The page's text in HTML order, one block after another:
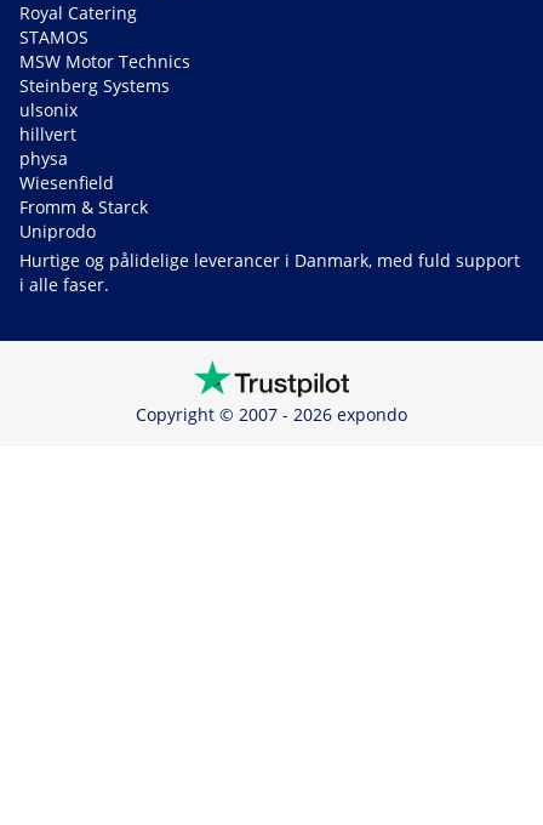
Royal Catering
STAMOS
MSW Motor Technics
Steinberg Systems
ulsonix
hillvert
physa
Wiesenfield
Fromm & Starck
Uniprodo
Hurtige og pålidelige leverancer i Danmark, med fuld support
i alle faser.
Copyright © 2007 - 2026 expondo